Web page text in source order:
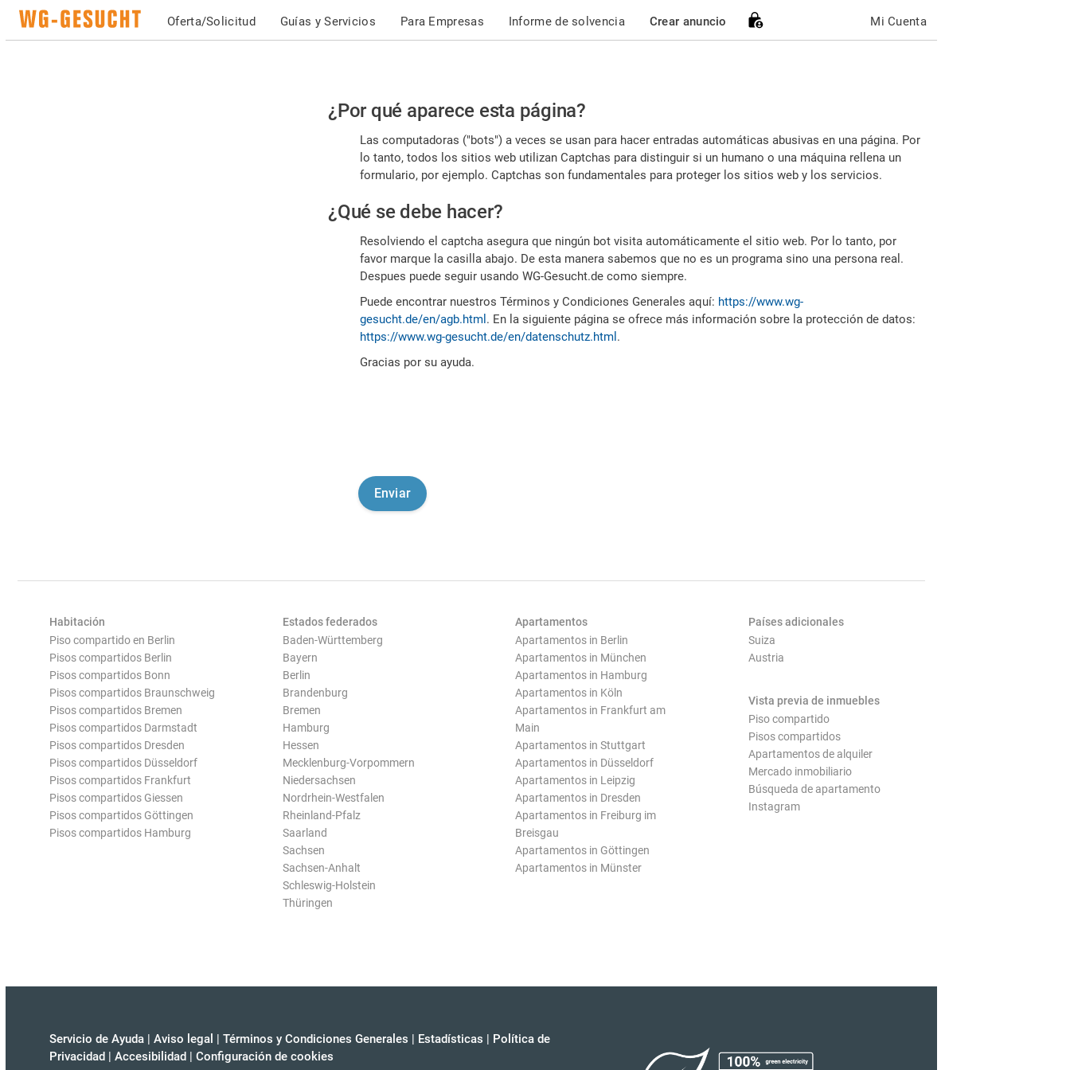
Oferta/Solicitud Guías y Servicios Para Empresas Informe de solvencia Crear anuncio Mi Cuenta
Por
favor,
confirme
es
humano
¿Por qué aparece esta página?
Las computadoras ("bots") a veces se usan para hacer entradas automáticas abusivas en una página. Por
lo tanto, todos los sitios web utilizan Captchas para distinguir si un humano o una máquina rellena un
formulario, por ejemplo. Captchas son fundamentales para proteger los sitios web y los servicios.
¿Qué se debe hacer?
Resolviendo el captcha asegura que ningún bot visita automáticamente el sitio web. Por lo tanto, por
favor marque la casilla abajo. De esta manera sabemos que no es un programa sino una persona real.
Despues puede seguir usando WG-Gesucht.de como siempre.
Puede encontrar nuestros Términos y Condiciones Generales aquí: https://www.wg-
gesucht.de/en/agb.html . En la siguiente página se ofrece más información sobre la protección de datos:
https://www.wg-gesucht.de/en/datenschutz.html .
Gracias por su ayuda.
Habitación
Piso compartido en Berlin
Pisos compartidos Berlin
Pisos compartidos Bonn
Pisos compartidos Braunschweig
Pisos compartidos Bremen
Pisos compartidos Darmstadt
Pisos compartidos Dresden
Pisos compartidos Düsseldorf
Pisos compartidos Frankfurt
Pisos compartidos Giessen
Pisos compartidos Göttingen
Pisos compartidos Hamburg
Estados federados
Baden-Württemberg
Bayern
Berlin
Brandenburg
Bremen
Hamburg
Hessen
Mecklenburg-Vorpommern
Niedersachsen
Nordrhein-Westfalen
Rheinland-Pfalz
Saarland
Sachsen
Sachsen-Anhalt
Schleswig-Holstein
Thüringen
Apartamentos
Apartamentos in Berlin
Apartamentos in München
Apartamentos in Hamburg
Apartamentos in Köln
Apartamentos in Frankfurt am
Main
Apartamentos in Stuttgart
Apartamentos in Düsseldorf
Apartamentos in Leipzig
Apartamentos in Dresden
Apartamentos in Freiburg im
Breisgau
Apartamentos in Göttingen
Apartamentos in Münster
Países adicionales
Suiza
Austria
Vista previa de inmuebles
Piso compartido
Pisos compartidos
Apartamentos de alquiler
Mercado inmobiliario
Búsqueda de apartamento
Instagram
Servicio de Ayuda | Aviso legal | Términos y Condiciones Generales | Estadísticas | Política de
Privacidad | Accesibilidad | Configuración de cookies